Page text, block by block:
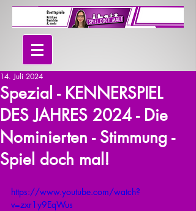
Spezial - KENNERSPIEL
DES JAHRES 2024 - Die
Nominierten - Stimmung -
Spiel doch mal!
14. Juli 2024
https://www.youtube.com/watch?
v=zxr1y9EqWus